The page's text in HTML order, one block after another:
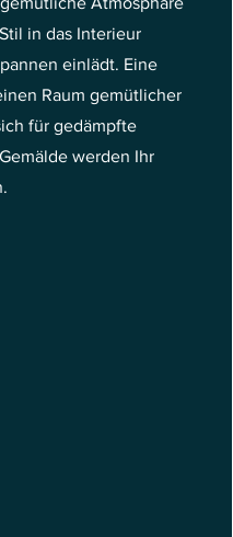
in das Interieur
einlädt. Eine
Raum gemütlicher
für gedämpfte
werden Ihr